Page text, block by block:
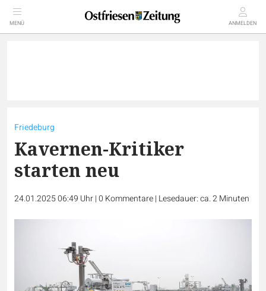
MENÜ ANMELDEN
Friedeburg
Kavernen-Kritiker
starten neu
24.01.2025 06:49 Uhr|0 Kommentare| Lesedauer: ca. 2 Minuten